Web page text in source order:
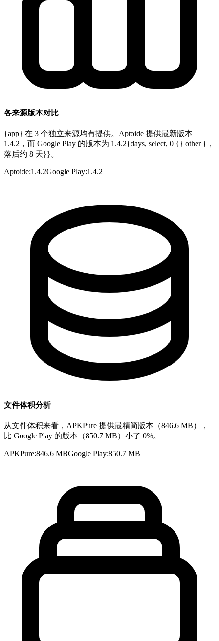
各来源版本对比
{app} 在 3 个独立来源均有提供。Aptoide 提供最新版本
1.4.2，而 Google Play 的版本为 1.4.2{days, select, 0 {} other {，
落后约 8 天}}。
Aptoide:1.4.2Google Play:1.4.2
文件体积分析
从文件体积来看，APKPure 提供最精简版本（846.6 MB），
比 Google Play 的版本（850.7 MB）小了 0%。
APKPure:846.6 MBGoogle Play:850.7 MB